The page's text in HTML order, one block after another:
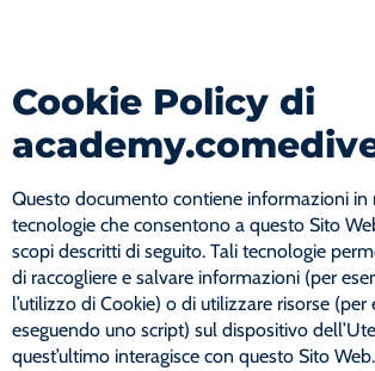
Cookie Policy di
Questo documento contiene informazioni in
tecnologie che consentono a questo Sito
scopi descritti di seguito. Tali tecnologie
di raccogliere e salvare informazioni (per
l’utilizzo di Cookie) o di utilizzare risorse (per
eseguendo uno script) sul dispositivo
quest’ultimo interagisce con questo Sito Web.